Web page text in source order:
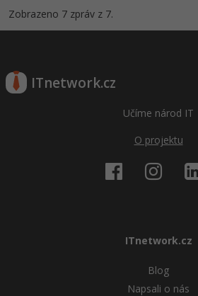
Zobrazeno 7 zpráv z 7.
ITnetwork.cz
Učíme národ IT
O projektu
ITnetwork.cz
Blog
Napsali o nás